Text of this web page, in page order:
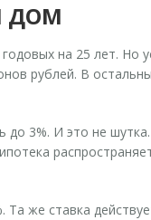
ДОМ
годовых на 25 лет. Но
рублей. В
до 3%. И это не
. Та же ставка